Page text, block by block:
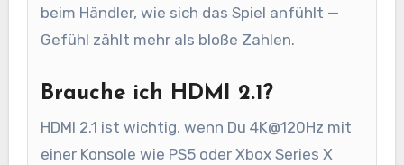
beim Händler, wie sich das Spiel anfühlt —
Gefühl zählt mehr als bloße Zahlen.
Brauche ich HDMI 2.1?
HDMI 2.1 ist wichtig, wenn Du 4K@120Hz mit
einer Konsole wie PS5 oder Xbox Series X